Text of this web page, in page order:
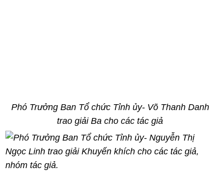
Phó Trưởng Ban Tổ chức Tỉnh ủy- Võ Thanh Danh
trao giải Ba cho các tác giả